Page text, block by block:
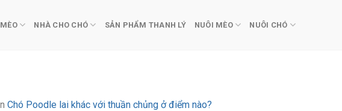
NHÀ CHO CHÓ SẢN PHẨM THANH LÝ NUÔI MÈO NUÔI CHÓ
Chó Poodle lai khác với thuần chủng ở điểm nào?